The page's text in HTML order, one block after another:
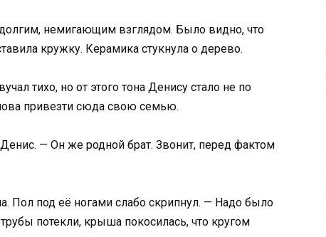
немигающим взглядом. Было видно, что
кружку. Керамика стукнула о дерево.
тихо, но от этого тона Денису стало не по
привезти сюда свою семью.
— Он же родной брат. Звонит, перед фактом
Пол под её ногами слабо скрипнул. — Надо было
потекли, крыша покосилась, что кругом